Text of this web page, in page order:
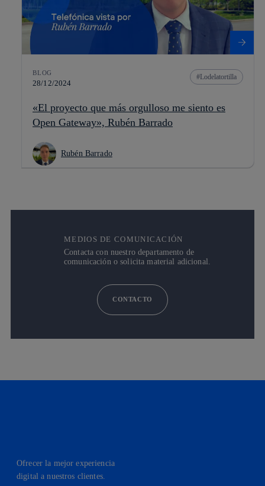
BLOG
28/12/2024
Lodelatortilla
«El proyecto que más orgulloso me siento es
Open Gateway», Rubén Barrado
Rubén Barrado
MEDIOS DE COMUNICACIÓN
Contacta con nuestro departamento de
comunicación o solicita material adicional.
CONTACTO
Ofrecer la mejor experiencia
digital a nuestros clientes.